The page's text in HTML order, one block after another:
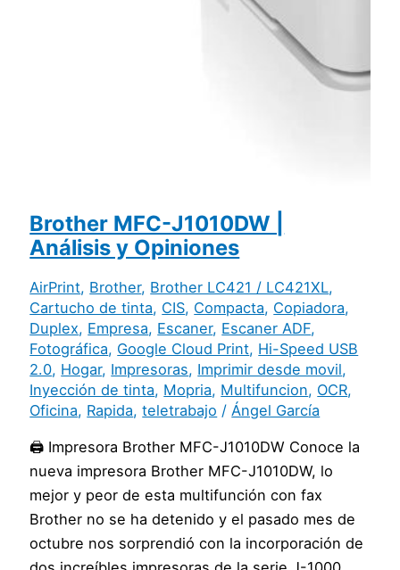
Brother MFC-J1010DW |
Análisis y Opiniones
AirPrint, Brother, Brother LC421 / LC421XL,
Cartucho de tinta, CIS, Compacta, Copiadora,
Duplex, Empresa, Escaner, Escaner ADF,
Fotográfica, Google Cloud Print, Hi-Speed USB
2.0, Hogar, Impresoras, Imprimir desde movil,
Inyección de tinta, Mopria, Multifuncion, OCR,
Oficina, Rapida,teletrabajo / Ángel García
🖨️ Impresora Brother MFC-J1010DW Conoce la
nueva impresora Brother MFC-J1010DW, lo
mejor y peor de esta multifunción con fax
Brother no se ha detenido y el pasado mes de
octubre nos sorprendió con la incorporación de